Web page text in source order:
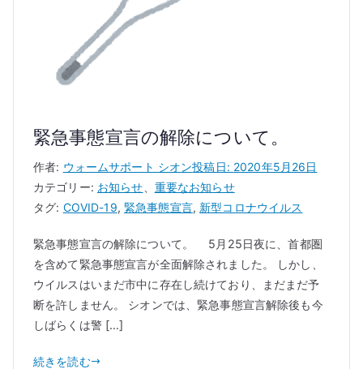
緊急事態宣言の解除について。
作者: ウォームサポート シオン投稿日: 2020年5月26日
カテゴリー: お知らせ
重要なお知らせ
タグ: COVID-19,緊急事態宣言, 新型コロナウイルス
緊急事態宣言の解除について。 5月25日夜に、首都圏
を含めて緊急事態宣言が全面解除されました。 しかし、
ウイルスはいまだ市中に存在し続けており、まだまだ予
断を許しません。 シオンでは、緊急事態宣言解除後も今
しばらくは警 […]
続きを読む